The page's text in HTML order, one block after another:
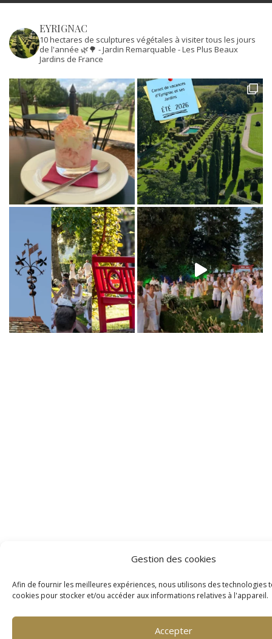
Gestion des cookies
Afin de fournir les meilleures expériences, nous utilisons des technologies
cookies pour stocker et/ou accéder aux informations relatives à l'appareil.
Accepter
EYRIGNAC
10 hectares de sculptures végétales à visiter tous les jours
de l'année 🌿🌳 - Jardin Remarquable - Les Plus Beaux
Jardins de France